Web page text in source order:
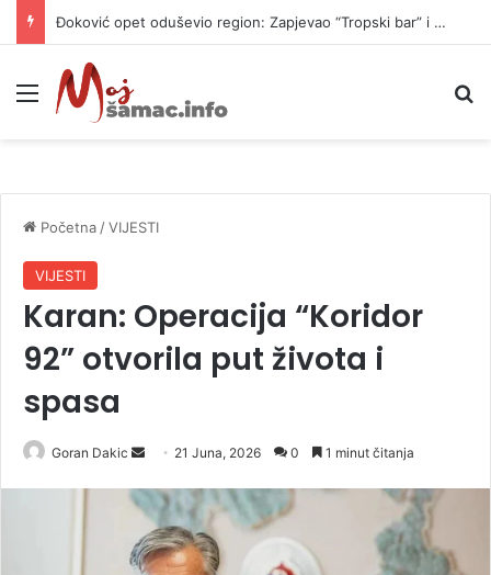
Đoković opet oduševio region: Zapjevao “Tropski bar” i zaplesao (VIDEO)
Meni
Početna /VIJESTI
VIJESTI
Karan: Operacija “Koridor
92” otvorila put života i
spasa
Goran Dakic
n
d
a
21 Juna, 2026 0 1 minut čitanja